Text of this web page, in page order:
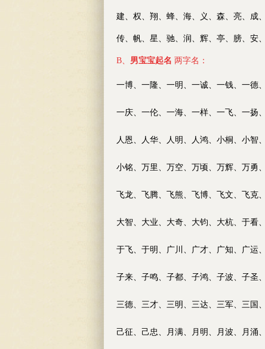
建、权、翔、蜂、海、义、 森、亮、成
传、 帆、星、驰、润、辉、亭、膀、安
B、 男宝宝起名 两字名：
一博、一隆、一明、一诚、一钱、一德
一庆、一伦、一海、一样、一飞、一扬
人恩、人华、人明、人鸿、小桐、小智
小铭、万里、万空、万顷、万辉、万勇
飞龙、飞腾、飞熊、飞博、飞文、飞克
大智、大业、大奇、大钧、大杭、于看
于飞、于明、广川、广才、广知、广运
子来、子鸣、子都、子鸿、子波、子圣
三德、三才、三明、三达、三军、三国
己征、己忠、月满、月明、月波、月涌